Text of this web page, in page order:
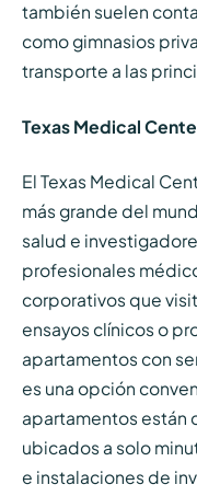
también suelen
como gimnasios
transporte a las
Texas Medical
El Texas Medical
más grande del
salud e
profesionales
corporativos que
ensayos clínicos o
apartamentos con
es una opción
apartamentos están
ubicados a solo
e instalaciones de